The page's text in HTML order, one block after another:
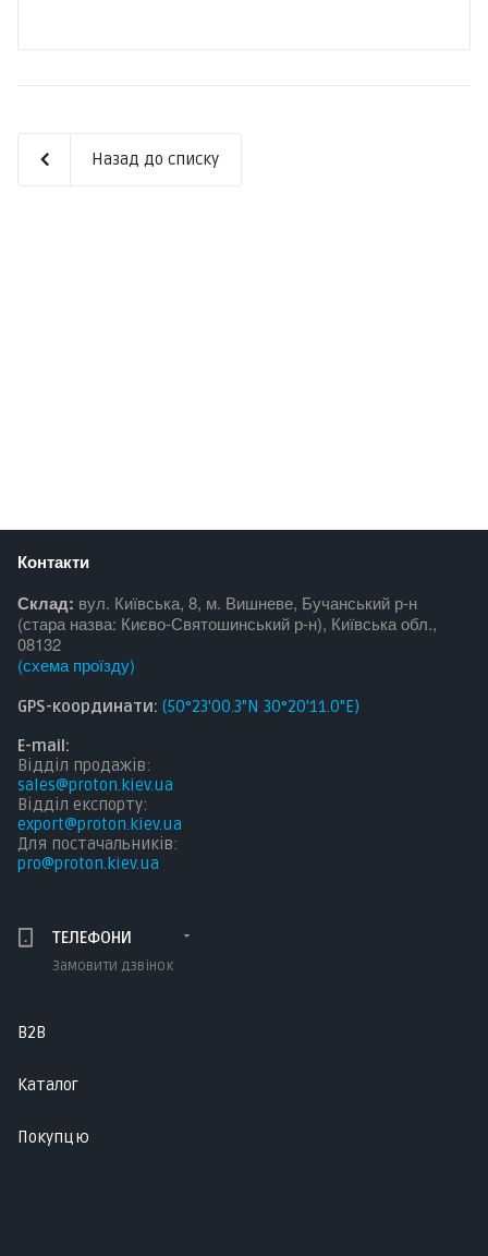
Назад до списку
Контакти
Склад: вул. Київська, 8, м. Вишневе, Бучанський р-н
(стара назва: Києво-Святошинський р-н), Київська обл.,
08132
(схема проїзду)
GPS-координати: (50°23'00.3"N 30°20'11.0"E)
E-mail:
Відділ продажів:
sales@proton.kiev.ua
Відділ експорту:
export@proton.kiev.ua
Для постачальників:
pro@proton.kiev.ua
ТЕЛЕФОНИ
Замовити дзвінок
B2B
Каталог
Покупцю